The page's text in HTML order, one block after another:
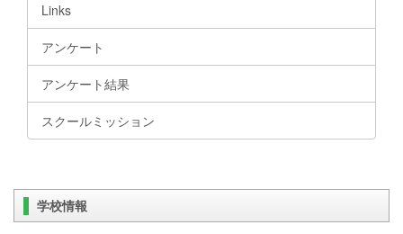
Links
アンケート
アンケート結果
スクールミッション
学校情報